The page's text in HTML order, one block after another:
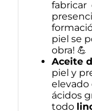
fabricar
piel se
obra! 💪
Aceite
piel y
ácidos
todo